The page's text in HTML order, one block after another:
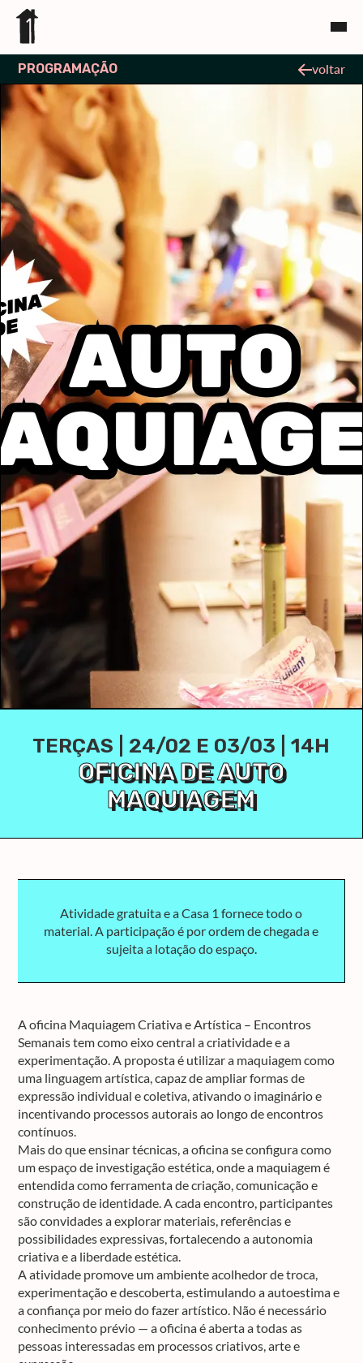
PROGRAMAÇÃO voltar
TERÇAS | 24/02 E 03/03 | 14H
OFICINA DE AUTO
MAQUIAGEM
Atividade gratuita e a Casa 1 fornece todo o
material. A participação é por ordem de chegada e
sujeita a lotação do espaço.
A oficina Maquiagem Criativa e Artística – Encontros
Semanais tem como eixo central a criatividade e a
experimentação. A proposta é utilizar a maquiagem como
uma linguagem artística, capaz de ampliar formas de
expressão individual e coletiva, ativando o imaginário e
incentivando processos autorais ao longo de encontros
contínuos.
Mais do que ensinar técnicas, a oficina se configura como
um espaço de investigação estética, onde a maquiagem é
entendida como ferramenta de criação, comunicação e
construção de identidade. A cada encontro, participantes
são convidades a explorar materiais, referências e
possibilidades expressivas, fortalecendo a autonomia
criativa e a liberdade estética.
A atividade promove um ambiente acolhedor de troca,
experimentação e descoberta, estimulando a autoestima e
a confiança por meio do fazer artístico. Não é necessário
conhecimento prévio — a oficina é aberta a todas as
pessoas interessadas em processos criativos, arte e